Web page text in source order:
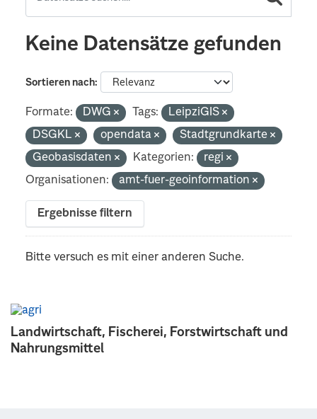
Landwirtschaft, Fischerei, Forstwirtschaft und
Nahrungsmittel
Keine Datensätze gefunden
Sortieren nach
Formate: DWG Tags:
LeipziGIS
DSGKL
opendata
Stadtgrundkarte
Geobasisdaten
Kategorien:
regi
Organisationen:
amt-fuer-geoinformation
Ergebnisse filtern
Bitte versuch es mit einer anderen Suche.